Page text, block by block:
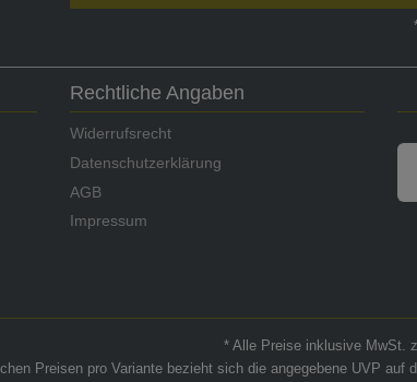
Rechtliche Angaben
Widerrufsrecht
Datenschutzerklärung
AGB
Impressum
* Alle Preise inklusive MwSt.
Preisen pro Variante bezieht sich die angegebene UVP